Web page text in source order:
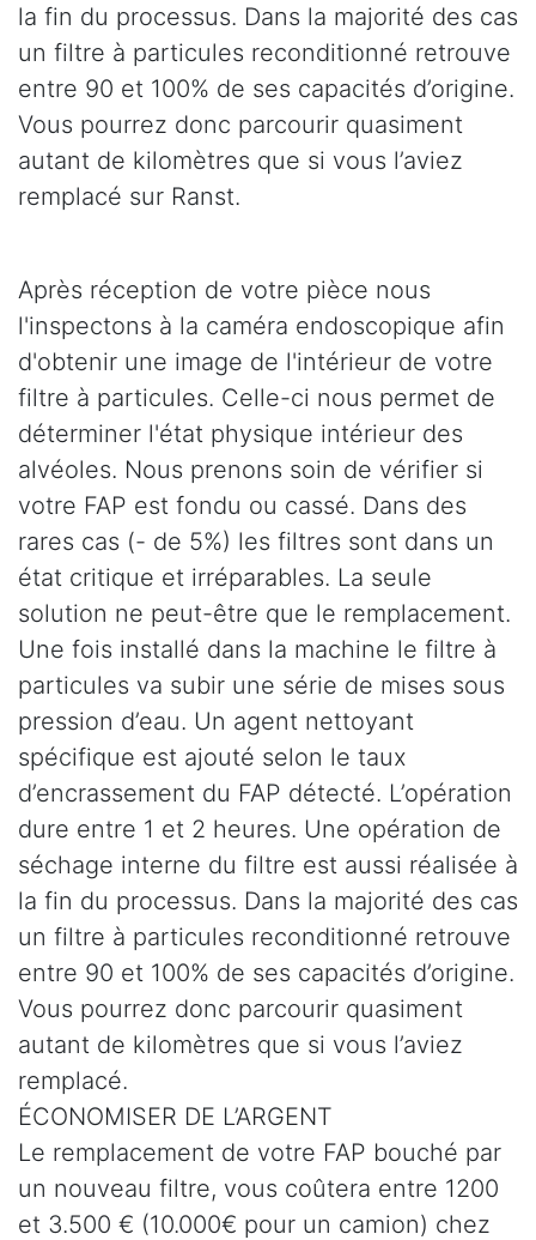
la fin du processus. Dans la majorité des cas
un filtre à particules reconditionné retrouve
entre 90 et 100% de ses capacités d’origine.
Vous pourrez donc parcourir quasiment
autant de kilomètres que si vous l’aviez
remplacé sur Ranst.
Après réception de votre pièce nous
l'inspectons à la caméra endoscopique afin
d'obtenir une image de l'intérieur de votre
filtre à particules. Celle-ci nous permet de
déterminer l'état physique intérieur des
alvéoles. Nous prenons soin de vérifier si
votre FAP est fondu ou cassé. Dans des
rares cas (- de 5%) les filtres sont dans un
état critique et irréparables. La seule
solution ne peut-être que le remplacement.
Une fois installé dans la machine le filtre à
particules va subir une série de mises sous
pression d’eau. Un agent nettoyant
spécifique est ajouté selon le taux
d’encrassement du FAP détecté. L’opération
dure entre 1 et 2 heures. Une opération de
séchage interne du filtre est aussi réalisée à
la fin du processus. Dans la majorité des cas
un filtre à particules reconditionné retrouve
entre 90 et 100% de ses capacités d’origine.
Vous pourrez donc parcourir quasiment
autant de kilomètres que si vous l’aviez
remplacé.
ÉCONOMISER DE L’ARGENT
Le remplacement de votre FAP bouché par
un nouveau filtre, vous coûtera entre 1200
et 3.500 € (10.000€ pour un camion) chez